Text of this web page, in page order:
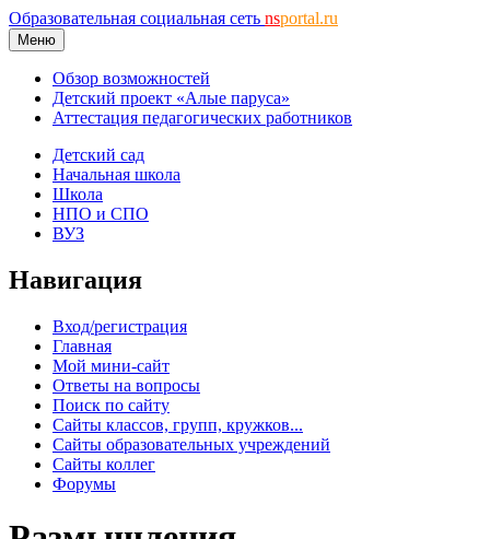
Образовательная социальная сеть nsportal.ru
Меню
Обзор возможностей
Детский проект «Алые паруса»
Аттестация педагогических работников
Детский сад
Начальная школа
Школа
НПО и СПО
ВУЗ
Навигация
Вход/регистрация
Главная
Мой мини-сайт
Ответы на вопросы
Поиск по сайту
Сайты классов, групп, кружков...
Сайты образовательных учреждений
Сайты коллег
Форумы